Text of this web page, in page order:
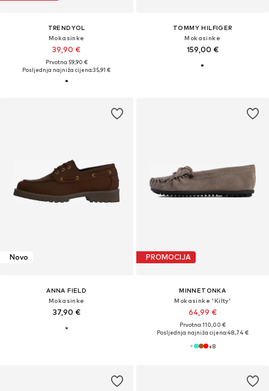
TRENDYOL
Mokasinke
39,90 €
Prvotno: 59,90 €
Posljednja najniža cijena:35,91 €
TOMMY HILFIGER
Mokasinke
159,00 €
Novo
ANNA FIELD
Mokasinke
37,90 €
PROMOCIJA
MINNETONKA
Mokasinke 'Kilty'
64,99 €
Prvotno: 110,00 €
Posljednja najniža cijena:48,74 €
+8